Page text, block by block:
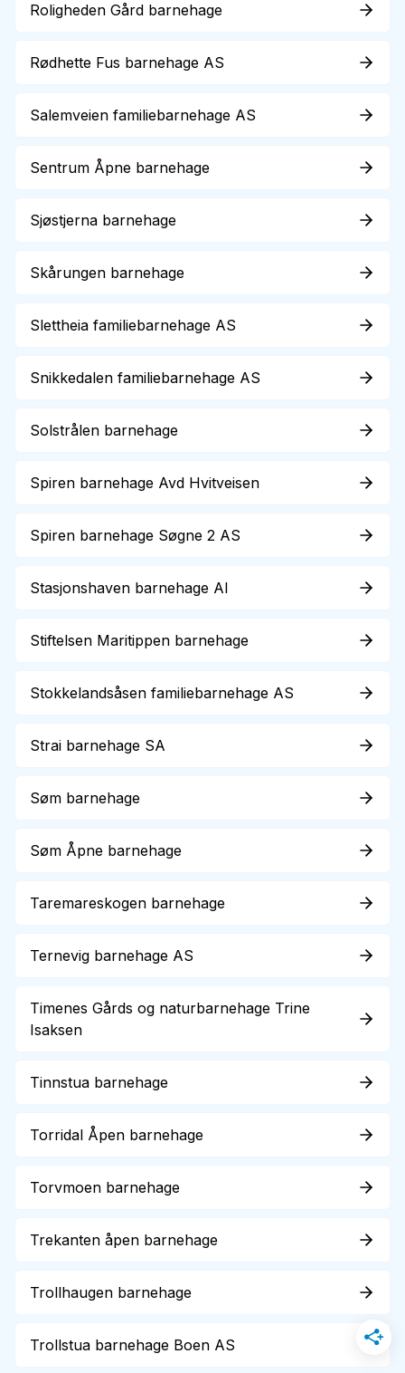
Roligheden Gård barnehage
Rødhette Fus barnehage AS
Salemveien familiebarnehage AS
Sentrum Åpne barnehage
Sjøstjerna barnehage
Skårungen barnehage
Slettheia familiebarnehage AS
Snikkedalen familiebarnehage AS
Solstrålen barnehage
Spiren barnehage Avd Hvitveisen
Spiren barnehage Søgne 2 AS
Stasjonshaven barnehage Al
Stiftelsen Maritippen barnehage
Stokkelandsåsen familiebarnehage AS
Strai barnehage SA
Søm barnehage
Søm Åpne barnehage
Taremareskogen barnehage
Ternevig barnehage AS
Timenes Gårds og naturbarnehage Trine
Isaksen
Tinnstua barnehage
Torridal Åpen barnehage
Torvmoen barnehage
Trekanten åpen barnehage
Trollhaugen barnehage
Trollstua barnehage Boen AS